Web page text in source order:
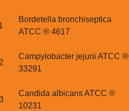
Bordetella bronchiseptica
ATCC ® 4617
Campylobacter jejuni ATCC ®
33291
Candida albicans ATCC ®
10231